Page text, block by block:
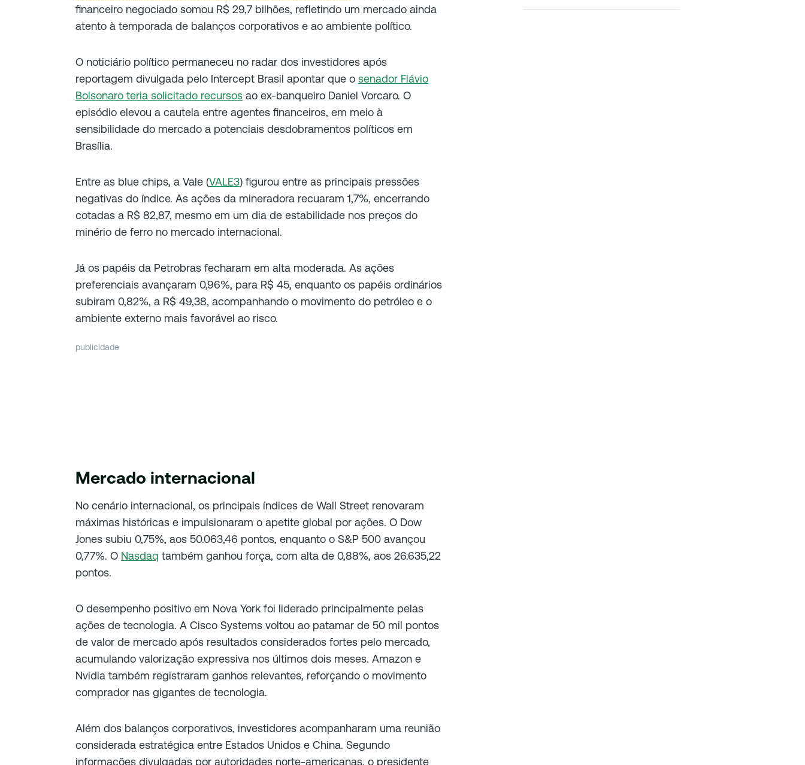
financeiro negociado somou R$ 29,7 bilhões, refletindo um mercado ainda
atento à temporada de balanços corporativos e ao ambiente político.
O noticiário político permaneceu no radar dos investidores após
reportagem divulgada pelo Intercept Brasil apontar que o senador Flávio
Bolsonaro teria solicitado recursos ao ex-banqueiro Daniel Vorcaro. O
episódio elevou a cautela entre agentes financeiros, em meio à
sensibilidade do mercado a potenciais desdobramentos políticos em
Brasília.
Entre as blue chips, a Vale (VALE3) figurou entre as principais pressões
negativas do índice. As ações da mineradora recuaram 1,7%, encerrando
cotadas a R$ 82,87, mesmo em um dia de estabilidade nos preços do
minério de ferro no mercado internacional.
Já os papéis da Petrobras fecharam em alta moderada. As ações
preferenciais avançaram 0,96%, para R$ 45, enquanto os papéis ordinários
subiram 0,82%, a R$ 49,38, acompanhando o movimento do petróleo e o
ambiente externo mais favorável ao risco.
publicidade
Mercado internacional
No cenário internacional, os principais índices de Wall Street renovaram
máximas históricas e impulsionaram o apetite global por ações. O Dow
Jones subiu 0,75%, aos 50.063,46 pontos, enquanto o S&P 500 avançou
0,77%. O Nasdaq também ganhou força, com alta de 0,88%, aos 26.635,22
pontos.
O desempenho positivo em Nova York foi liderado principalmente pelas
ações de tecnologia. A Cisco Systems voltou ao patamar de 50 mil pontos
de valor de mercado após resultados considerados fortes pelo mercado,
acumulando valorização expressiva nos últimos dois meses. Amazon e
Nvidia também registraram ganhos relevantes, reforçando o movimento
comprador nas gigantes de tecnologia.
Além dos balanços corporativos, investidores acompanharam uma reunião
considerada estratégica entre Estados Unidos e China. Segundo
informações divulgadas por autoridades norte-americanas, o presidente